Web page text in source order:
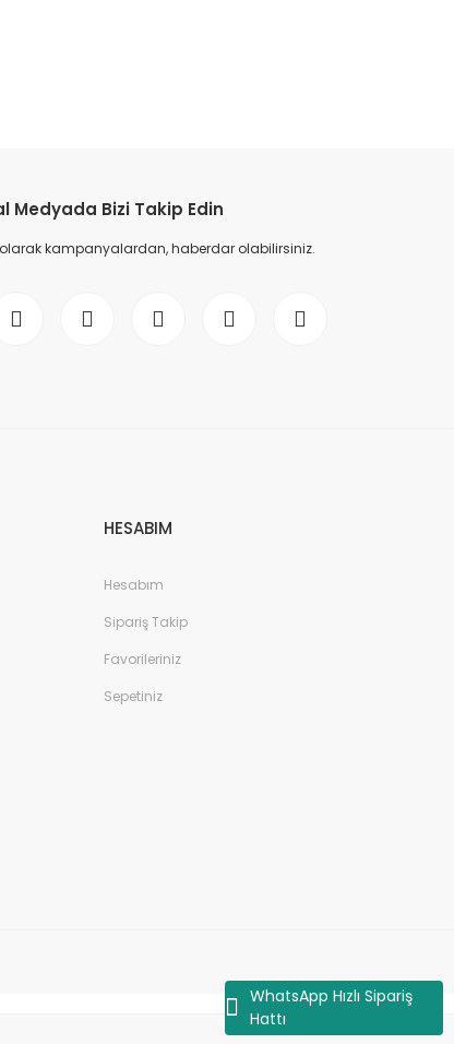
WhatsApp Hızlı Sipariş
Hattı
Medyada Bizi Takip Edin
olarak kampanyalardan, haberdar olabilirsiniz.
HESABIM
Hesabım
Sipariş Takip
Favorileriniz
Sepetiniz